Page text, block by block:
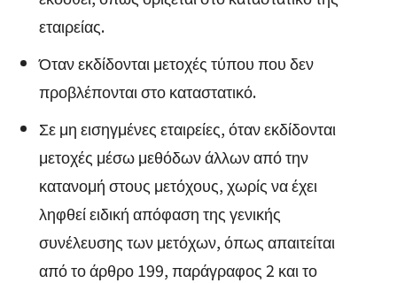
εταιρείας.
Όταν εκδίδονται μετοχές τύπου που δεν
προβλέπονται στο καταστατικό.
Σε μη εισηγμένες εταιρείες, όταν εκδίδονται
μετοχές μέσω μεθόδων άλλων από την
κατανομή στους μετόχους, χωρίς να έχει
ληφθεί ειδική απόφαση της γενικής
συνέλευσης των μετόχων, όπως απαιτείται
από το άρθρο 199, παράγραφος 2 και το